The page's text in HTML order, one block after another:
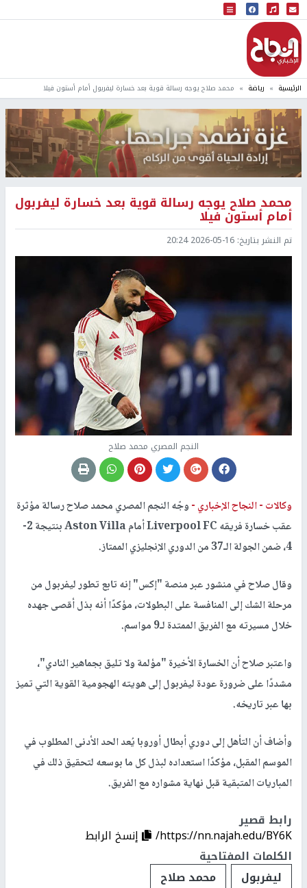
البث المباشر
إذاعة النجاح
الرئيسية رياضة محمد صلاح يوجه رسالة قوية بعد خسارة ليفربول أمام أستون فيلا
محمد صلاح يوجه رسالة قوية بعد خسارة ليفربول
أمام أستون فيلا
تم النشر بتاريخ: 2026-05-16 20:24
النجم المصري محمد صلاح
وكالات -النجاح الإخباري -وجّه النجم المصري محمد صلاح رسالة مؤثرة
عقب خسارة فريقه Liverpool FC أمام Aston Villa بنتيجة 2-
4، ضمن الجولة الـ37 من الدوري الإنجليزي الممتاز.
وقال صلاح في منشور عبر منصة "إكس" إنه تابع تطور ليفربول من
مرحلة الشك إلى المنافسة على البطولات، مؤكدًا أنه بذل أقصى جهده
خلال مسيرته مع الفريق الممتدة لـ9 مواسم.
واعتبر صلاح أن الخسارة الأخيرة "مؤلمة ولا تليق بجماهير النادي"،
مشددًا على ضرورة عودة ليفربول إلى هويته الهجومية القوية التي تميز
بها عبر تاريخه.
وأضاف أن التأهل إلى دوري أبطال أوروبا يُعد الحد الأدنى المطلوب في
الموسم المقبل، مؤكدًا استعداده لبذل كل ما بوسعه لتحقيق ذلك في
المباريات المتبقية قبل نهاية مشواره مع الفريق.
رابط قصير
https://nn.najah.edu/BY6K/
إنسخ الرابط
الكلمات المفتاحية
ليفربول
محمد صلاح